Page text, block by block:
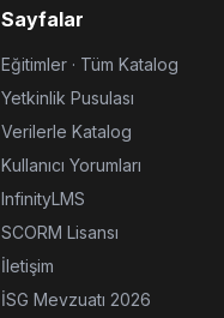
Sayfalar
Eğitimler · Tüm Katalog
Yetkinlik Pusulası
Verilerle Katalog
Kullanıcı Yorumları
InfinityLMS
SCORM Lisansı
İletişim
İSG Mevzuatı 2026